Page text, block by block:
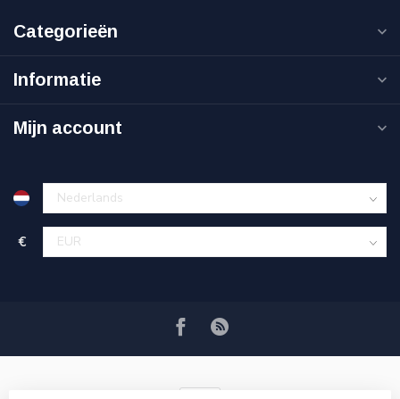
Categorieën
Informatie
Mijn account
€